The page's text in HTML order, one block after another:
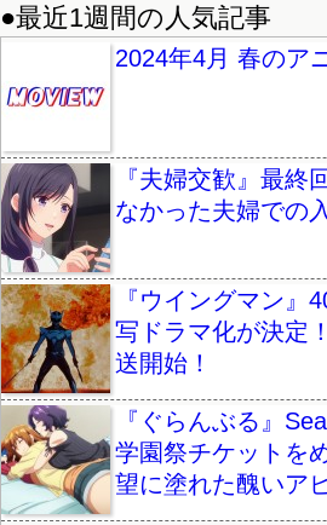
●最近1週間の人気記事
2024年4月 春のア
『夫婦交歓』最終
なかった夫婦での
『ウイングマン』
写ドラマ化が決定
送開始！
『ぐらんぶる』
学園祭チケットを
望に塗れた醜いア